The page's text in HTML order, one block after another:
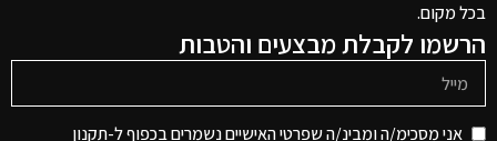
בכל מקום.
הרשמו לקבלת מבצעים והטבות
אני מסכימ/ה ומבינ/ה שפרטי האישיים נשמרים בכפוף ל-תקנון